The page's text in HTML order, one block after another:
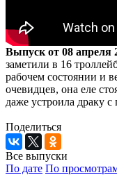
Выпуск от 08 апреля
заметили в 16
рабочем состоянии и
очевидцев, она еле
даже устроила драку
Поделиться
Все выпуски
По дате По